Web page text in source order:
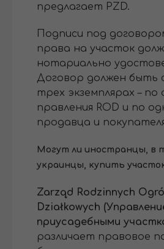
предлагает PZD.
Подписи под
права на участок
нотариально
Договор должен быть
трех экземплярах – по
правления ROD и по
продавца и
Могут ли иностранцы, в
украинцы, купить
Zarząd Rodzinnych
Działkowych
приусадебными
различает правовое